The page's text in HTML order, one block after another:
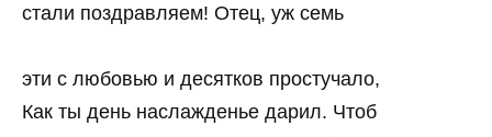
стали поздравляем! Отец, уж семь
эти с любовью и десятков простучало,
Как ты день наслажденье дарил. Чтоб